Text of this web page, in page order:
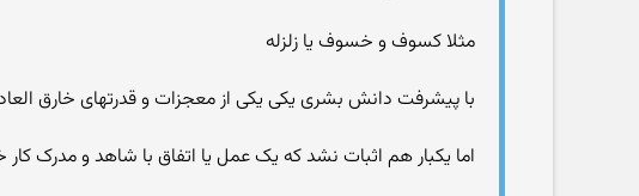
مثلا کسوف و خسوف یا زلزله
با پیشرفت دانش بشری یکی یکی از معجزات و قدرتهای خارق
اما یکبار هم اثبات نشد که یک عمل یا اتفاق با شاهد و مدرک کار